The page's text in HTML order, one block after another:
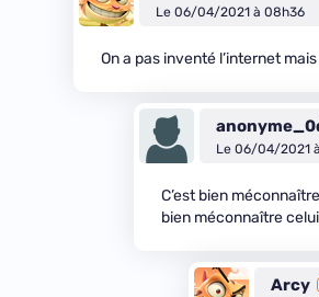
Le 06/04/2021 à 08h36
On a pas inventé l’internet
Le 06/04/2021
C’est bien
bien méconnaître
Arcy